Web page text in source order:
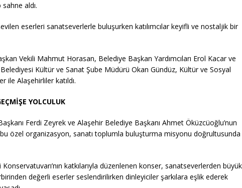
aldı.
eserleri sanatseverlerle buluşurken katılımcılar keyifli ve nostaljik bir
Vekili Mahmut Horasan, Belediye Başkan Yardımcıları Erol Kacar ve
Kültür ve Sanat Şube Müdürü Okan Gündüz, Kültür ve Sosyal
ile Alaşehirliler katıldı.
YOLCULUK
Ferdi Zeyrek ve Alaşehir Belediye Başkanı Ahmet Öküzcüoğlu’nun
özel organizasyon, sanatı toplumla buluşturma misyonu doğrultusunda
katkılarıyla düzenlenen konser, sanatseverlerden büyük
değerli eserler seslendirilirken dinleyiciler şarkılara eşlik ederek